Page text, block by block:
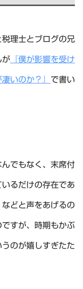
理士とブログの兄
が 『僕が影響を受け
いのか？』 で書い
でもなく、末席付
るだけの存在であ
どと声をあげるの
すが、時期もかぶ
のが嬉しすぎたた